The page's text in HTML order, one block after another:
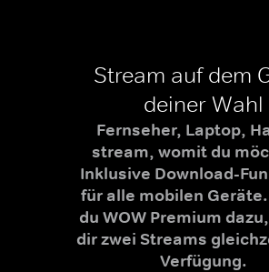
Stream auf dem
deiner Wahl
Fernseher, Laptop,
stream, womit du
Inklusive Download-
für alle mobilen
du WOW Premium
dir zwei Streams
Verfügung.